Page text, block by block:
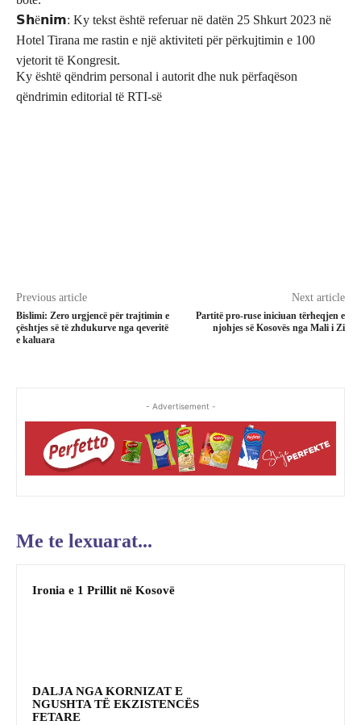
𝗦𝗵ë𝗻𝗶𝗺: Ky tekst është referuar në datën 25 Shkurt 2023 në
Hotel Tirana me rastin e një aktiviteti për përkujtimin e 100
vjetorit të Kongresit.
Ky është qëndrim personal i autorit dhe nuk përfaqëson
qëndrimin editorial të RTI-së
Previous article
Bislimi: Zero urgjencë për trajtimin e
çështjes së të zhdukurve nga qeveritë
e kaluara
Next article
Partitë pro-ruse iniciuan tërheqjen e
njohjes së Kosovës nga Mali i Zi
- Advertisement -
Me te lexuarat...
Ironia e 1 Prillit në Kosovë
DALJA NGA KORNIZAT E
NGUSHTA TË EKZISTENCËS
FETARE